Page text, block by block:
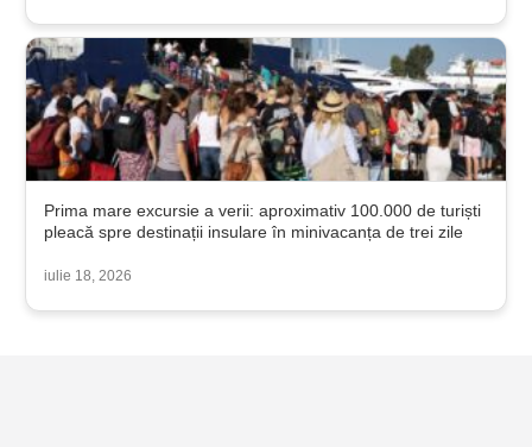
Prima mare excursie a verii: aproximativ 100.000 de turiști
pleacă spre destinații insulare în minivacanța de trei zile
iulie 18, 2026